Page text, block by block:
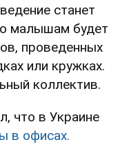
станет
малышам будет
проведенных
или кружках.
коллектив.
что в Украине
в офисах.